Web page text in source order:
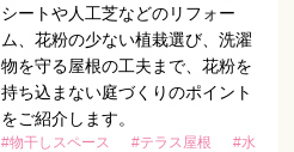
シートや人工芝などのリフォー
ム、花粉の少ない植栽選び、洗濯
物を守る屋根の工夫まで、花粉を
持ち込まない庭づくりのポイント
をご紹介します。
#物干しスペース #テラス屋根
#水